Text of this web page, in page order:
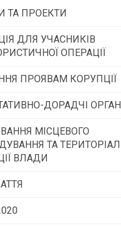
ТА ПРОЕКТИ
та програм
конкурси МТД
ДЛЯ УЧАСНИКІВ
ОПЕРАЦІЇ
ПРОЯВАМ КОРУПЦІЇ
ДОРАДЧІ
рада
МІСЦЕВОГО
ТА
ВЛАДИ